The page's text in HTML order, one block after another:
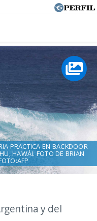
y del
PRACTICA EN BACKDOOR
HAWÁI. FOTO DE BRIAN